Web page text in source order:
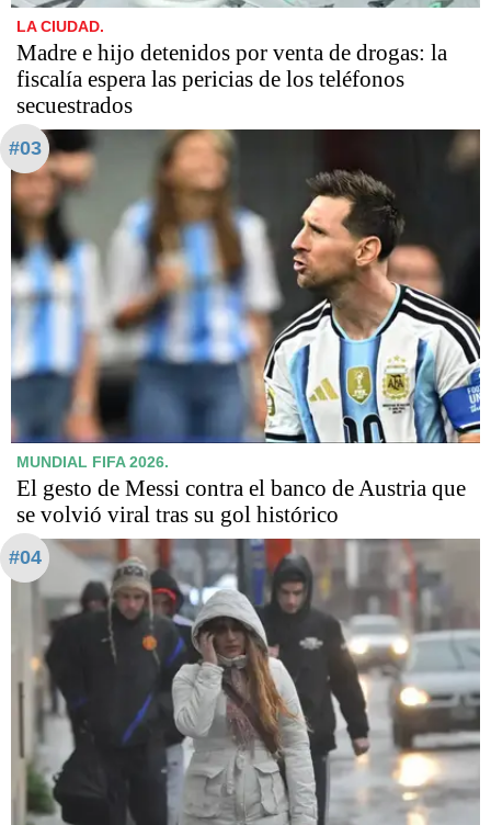
LA CIUDAD.
Madre e hijo detenidos por venta de drogas: la
fiscalía espera las pericias de los teléfonos
secuestrados
#03
MUNDIAL FIFA 2026.
El gesto de Messi contra el banco de Austria que
se volvió viral tras su gol histórico
#04